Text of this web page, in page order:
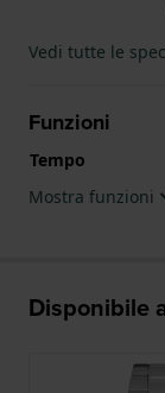
Vedi tutte le
Funzioni
Tempo
Mostra funzioni
Disponibile